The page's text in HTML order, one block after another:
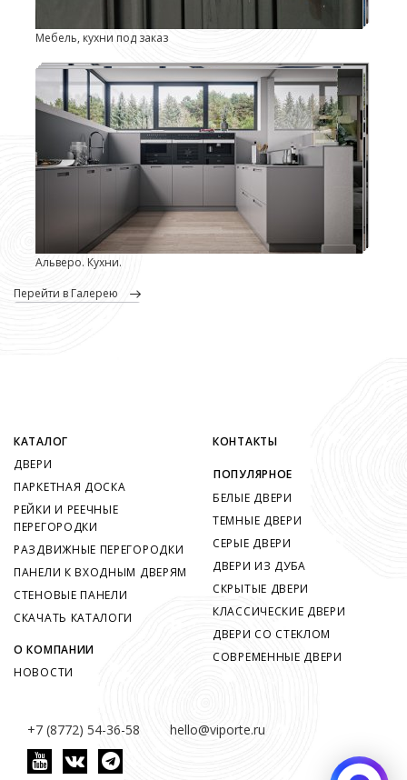
Мебель, кухни под заказ
Альверо. Кухни.
перейти в Галерею
+7 (8772) 54-36-58 hello@viporte.ru
КАТАЛОГ
ДВЕРИ
ПАРКЕТНАЯ ДОСКА
РЕЙКИ И РЕЕЧНЫЕ
ПЕРЕГОРОДКИ
РАЗДВИЖНЫЕ ПЕРЕГОРОДКИ
ПАНЕЛИ К ВХОДНЫМ ДВЕРЯМ
СТЕНОВЫЕ ПАНЕЛИ
СКАЧАТЬ КАТАЛОГИ
О КОМПАНИИ
НОВОСТИ
КОНТАКТЫ
ПОПУЛЯРНОЕ
БЕЛЫЕ ДВЕРИ
ТЕМНЫЕ ДВЕРИ
СЕРЫЕ ДВЕРИ
ДВЕРИ ИЗ ДУБА
СКРЫТЫЕ ДВЕРИ
КЛАССИЧЕСКИЕ ДВЕРИ
ДВЕРИ СО СТЕКЛОМ
СОВРЕМЕННЫЕ ДВЕРИ